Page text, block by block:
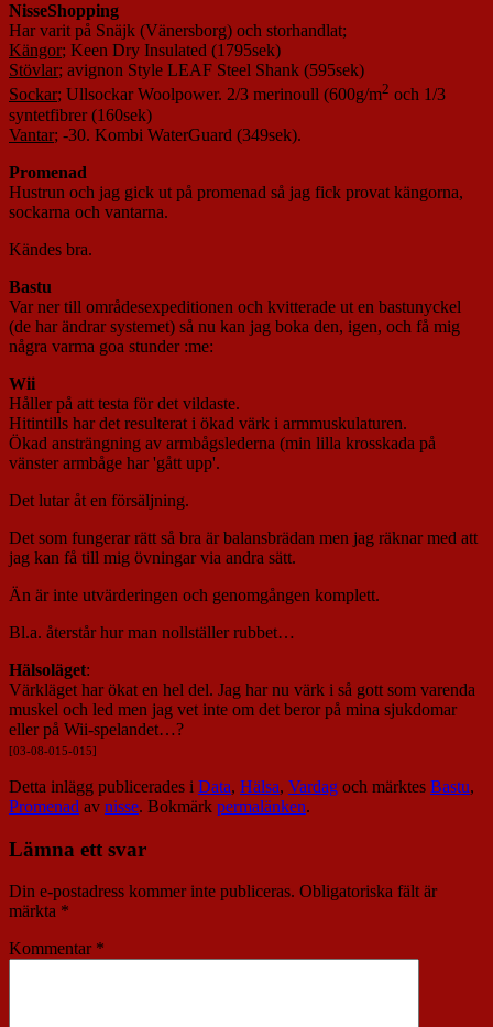
NisseShopping
Har varit på Snäjk (Vänersborg) och storhandlat;
Kängor; Keen Dry Insulated (1795sek)
Stövlar; avignon Style LEAF Steel Shank (595sek)
Sockar; Ullsockar Woolpower. 2/3 merinoull (600g/m2 och 1/3
syntetfibrer (160sek)
Vantar; -30. Kombi WaterGuard (349sek).
Promenad
Hustrun och jag gick ut på promenad så jag fick provat kängorna,
sockarna och vantarna.
Kändes bra.
Bastu
Var ner till områdesexpeditionen och kvitterade ut en bastunyckel
(de har ändrar systemet) så nu kan jag boka den, igen, och få mig
några varma goa stunder :me:
Wii
Håller på att testa för det vildaste.
Hitintills har det resulterat i ökad värk i armmuskulaturen.
Ökad ansträngning av armbågslederna (min lilla krosskada på
vänster armbåge har 'gått upp'.
Det lutar åt en försäljning.
Det som fungerar rätt så bra är balansbrädan men jag räknar med att
jag kan få till mig övningar via andra sätt.
Än är inte utvärderingen och genomgången komplett.
Bl.a. återstår hur man nollställer rubbet…
Hälsoläget:
Värkläget har ökat en hel del. Jag har nu värk i så gott som varenda
muskel och led men jag vet inte om det beror på mina sjukdomar
eller på Wii-spelandet…?
[03-08-015-015]
Detta inlägg publicerades i Data, Hälsa, Vardag och märktes Bastu,
Promenad av nisse. Bokmärk permalänken.
Lämna ett svar
Din e-postadress kommer inte publiceras. Obligatoriska fält är
märkta *
Kommentar *